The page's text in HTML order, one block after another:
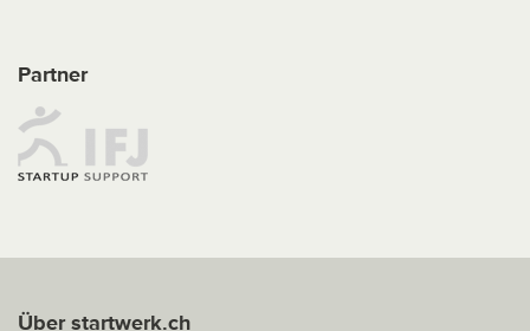
Partner
Über startwerk.ch